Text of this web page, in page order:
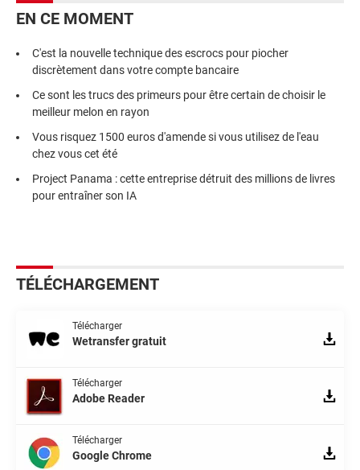
EN CE MOMENT
C'est la nouvelle technique des escrocs pour piocher
discrètement dans votre compte bancaire
Ce sont les trucs des primeurs pour être certain de choisir le
meilleur melon en rayon
Vous risquez 1500 euros d'amende si vous utilisez de l'eau
chez vous cet été
Project Panama : cette entreprise détruit des millions de livres
pour entraîner son IA
TÉLÉCHARGEMENT
Télécharger
Wetransfer gratuit
Télécharger
Adobe Reader
Télécharger
Google Chrome